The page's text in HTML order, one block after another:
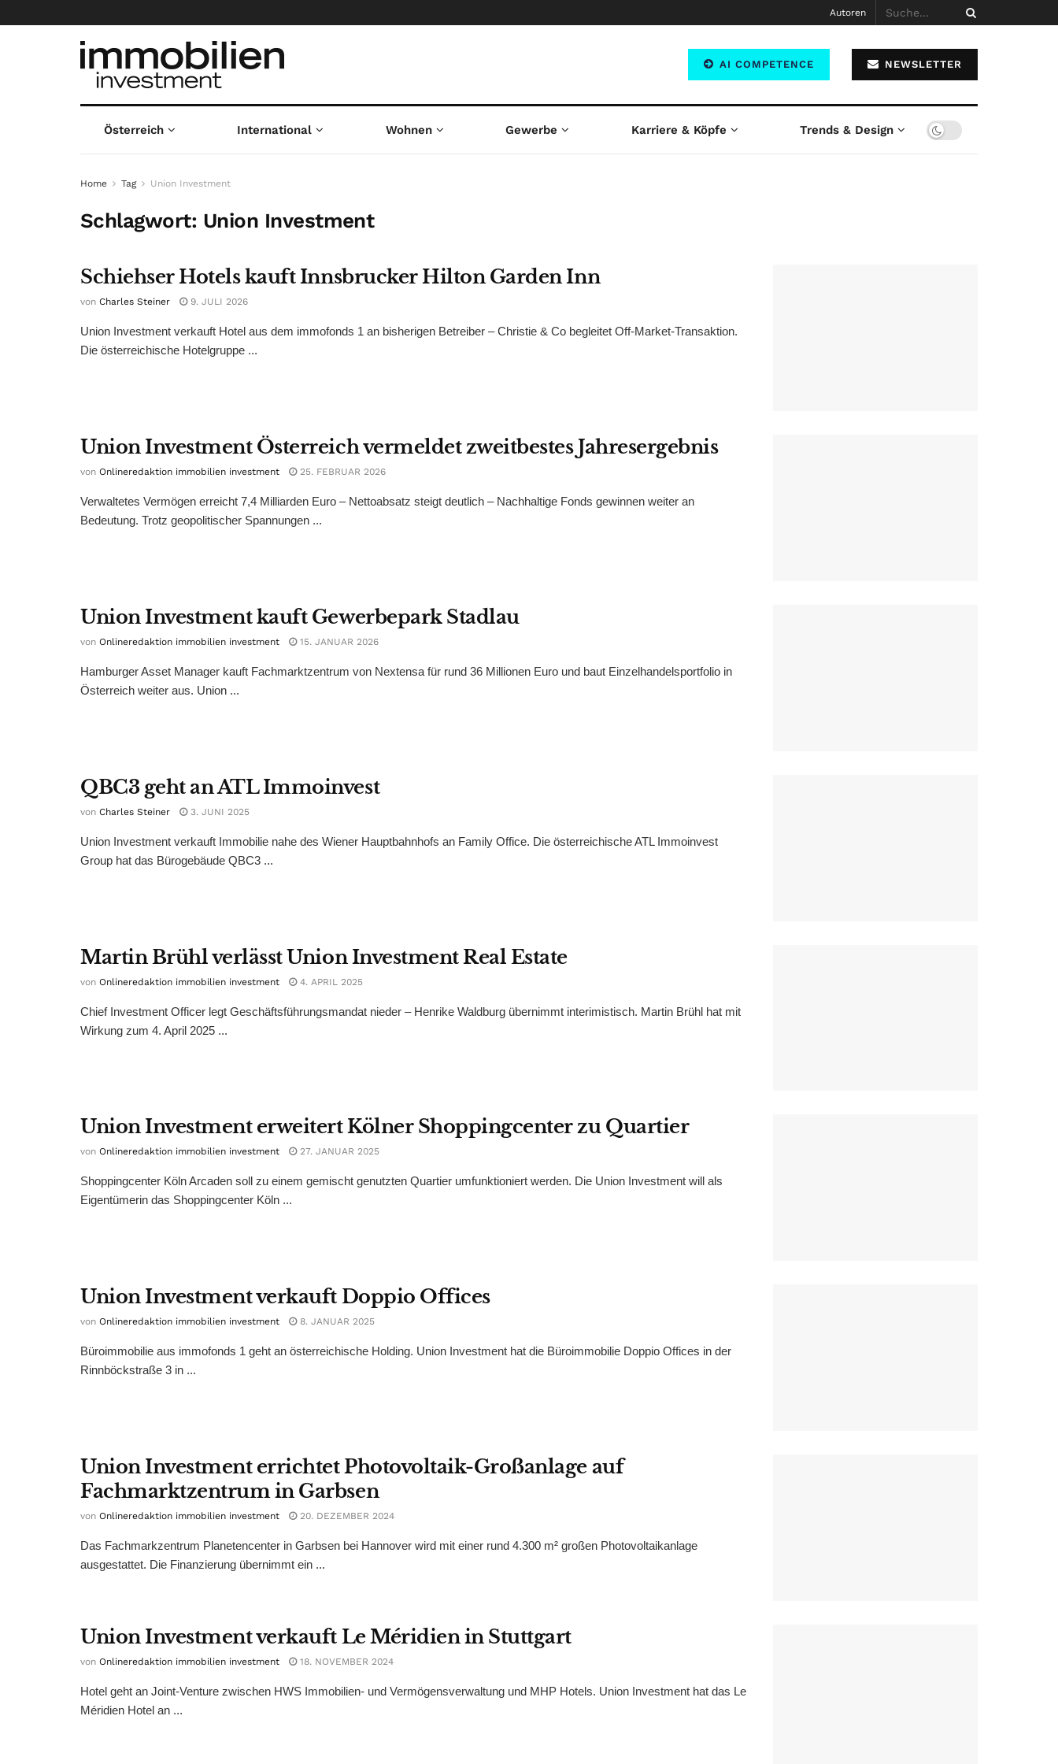
Autoren
AI COMPETENCE NEWSLETTER
Österreich International Wohnen Gewerbe Karriere & Köpfe Trends & Design
Home Tag Union Investment
Schlagwort: Union Investment
Schiehser Hotels kauft Innsbrucker Hilton Garden Inn
von Charles Steiner 9. JULI 2026
Union Investment verkauft Hotel aus dem immofonds 1 an bisherigen Betreiber – Christie & Co begleitet Off-Market-Transaktion.
Die österreichische Hotelgruppe ...
Union Investment Österreich vermeldet zweitbestes Jahresergebnis
von Onlineredaktion immobilien investment 25. FEBRUAR 2026
Verwaltetes Vermögen erreicht 7,4 Milliarden Euro – Nettoabsatz steigt deutlich – Nachhaltige Fonds gewinnen weiter an
Bedeutung. Trotz geopolitischer Spannungen ...
Union Investment kauft Gewerbepark Stadlau
von Onlineredaktion immobilien investment 15. JANUAR 2026
Hamburger Asset Manager kauft Fachmarktzentrum von Nextensa für rund 36 Millionen Euro und baut Einzelhandelsportfolio in
Österreich weiter aus. Union ...
QBC3 geht an ATL Immoinvest
von Charles Steiner 3. JUNI 2025
Union Investment verkauft Immobilie nahe des Wiener Hauptbahnhofs an Family Office. Die österreichische ATL Immoinvest
Group hat das Bürogebäude QBC3 ...
Martin Brühl verlässt Union Investment Real Estate
von Onlineredaktion immobilien investment 4. APRIL 2025
Chief Investment Officer legt Geschäftsführungsmandat nieder – Henrike Waldburg übernimmt interimistisch. Martin Brühl hat mit
Wirkung zum 4. April 2025 ...
Union Investment erweitert Kölner Shoppingcenter zu Quartier
von Onlineredaktion immobilien investment 27. JANUAR 2025
Shoppingcenter Köln Arcaden soll zu einem gemischt genutzten Quartier umfunktioniert werden. Die Union Investment will als
Eigentümerin das Shoppingcenter Köln ...
Union Investment verkauft Doppio Offices
von Onlineredaktion immobilien investment 8. JANUAR 2025
Büroimmobilie aus immofonds 1 geht an österreichische Holding. Union Investment hat die Büroimmobilie Doppio Offices in der
Rinnböckstraße 3 in ...
Union Investment errichtet Photovoltaik-Großanlage auf
Fachmarktzentrum in Garbsen
von Onlineredaktion immobilien investment 20. DEZEMBER 2024
Das Fachmarkzentrum Planetencenter in Garbsen bei Hannover wird mit einer rund 4.300 m² großen Photovoltaikanlage
ausgestattet. Die Finanzierung übernimmt ein ...
Union Investment verkauft Le Méridien in Stuttgart
von Onlineredaktion immobilien investment 18. NOVEMBER 2024
Hotel geht an Joint-Venture zwischen HWS Immobilien- und Vermögensverwaltung und MHP Hotels. Union Investment hat das Le
Méridien Hotel an ...